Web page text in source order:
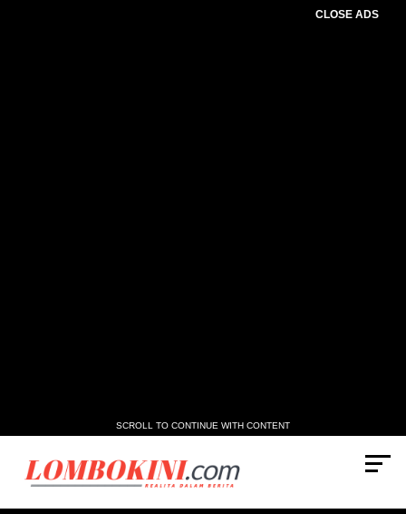
CLOSE ADS
SCROLL TO CONTINUE WITH CONTENT